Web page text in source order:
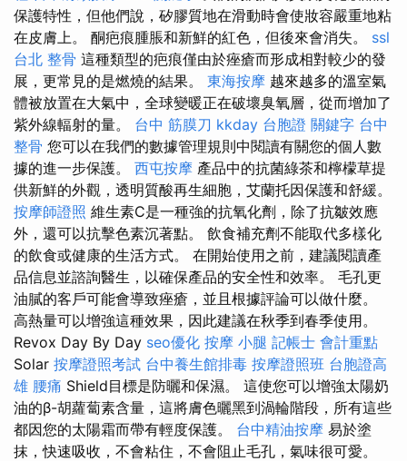
保護特性，但他們說，矽膠質地在滑動時會使妝容嚴重地粘
在皮膚上。 酮疤痕腫脹和新鮮的紅色，但後來會消失。 ssl
台北 整骨 這種類型的疤痕僅由於痤瘡而形成相對較少的發
展，更常見的是燃燒的​​結果。 東海按摩 越來越多的溫室氣
體被放置在大氣中，全球變暖正在破壞臭氧層，從而增加了
紫外線輻射的量。 台中 筋膜刀 kkday 台胞證 關鍵字 台中
整骨 您可以在我們的數據管理規則中閱讀有關您的個人數
據的進一步保護。 西屯按摩 產品中的抗菌綠茶和檸檬草提
供新鮮的外觀，透明質酸再生細胞，艾蘭托因保護和舒緩。
按摩師證照 維生素C是一種強的抗氧化劑，除了抗皺效應
外，還可以抗擊色素沉著點。 飲食補充劑不能取代多樣化
的飲食或健康的生活方式。 在開始使用之前，建議閱讀產
品信息並諮詢醫生，以確保產品的安全性和效率。 毛孔更
油膩的客戶可能會導致痤瘡，並且根據評論可以做什麼。
高熱量可以增強這種效果，因此建議在秋季到春季使用。
Revox Day By Day seo優化 按摩 小腿 記帳士 會計重點
Solar 按摩證照考試 台中養生館排毒 按摩證照班 台胞證高
雄 腰痛 Shield目標是防曬和保濕。 這使您可以增強太陽奶
油的β-胡蘿蔔素含量，這將膚色曬黑到渦輪階段，所有這些
都因您的太陽霜而帶有輕度保護。 台中精油按摩 易於塗
抹，快速吸收，不會粘住，不會阻止毛孔，氣味很可愛。